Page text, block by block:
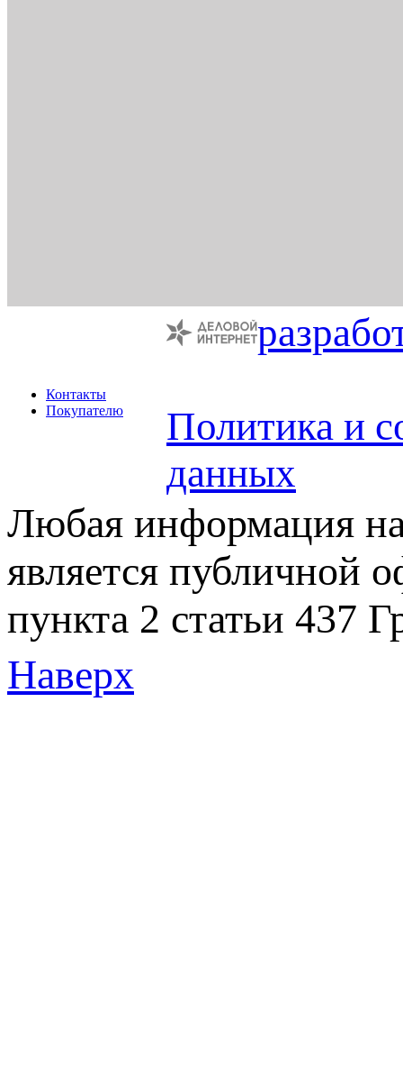
Контакты
Покупателю
Политика и
данных
Любая информация на
является публичной
пункта 2 статьи 437
Наверх